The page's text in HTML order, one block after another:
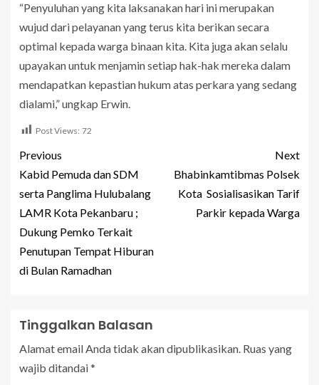
“Penyuluhan yang kita laksanakan hari ini merupakan
wujud dari pelayanan yang terus kita berikan secara
optimal kepada warga binaan kita. Kita juga akan selalu
upayakan untuk menjamin setiap hak-hak mereka dalam
mendapatkan kepastian hukum atas perkara yang sedang
dialami,” ungkap Erwin.
Post Views: 72
Previous
Kabid Pemuda dan SDM
serta Panglima Hulubalang
LAMR Kota Pekanbaru ;
Dukung Pemko Terkait
Penutupan Tempat Hiburan
di Bulan Ramadhan
Next
Bhabinkamtibmas Polsek
Kota Sosialisasikan Tarif
Parkir kepada Warga
Tinggalkan Balasan
Alamat email Anda tidak akan dipublikasikan. Ruas yang
wajib ditandai*